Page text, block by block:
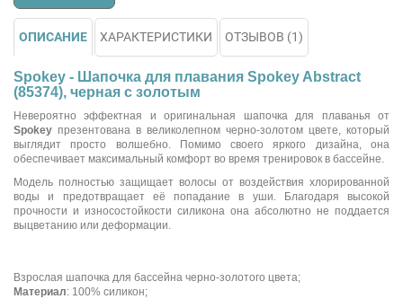
ОПИСАНИЕ ХАРАКТЕРИСТИКИ ОТЗЫВОВ (1)
Spokey - Шапочка для плавания Spokey Abstract
(85374), черная с золотым
Невероятно эффектная и оригинальная шапочка для плаванья от
Spokey презентована в великолепном черно-золотом цвете, который
выглядит просто волшебно. Помимо своего яркого дизайна, она
обеспечивает максимальный комфорт во время тренировок в бассейне.
Модель полностью защищает волосы от воздействия хлорированной
воды и предотвращает её попадание в уши. Благодаря высокой
прочности и износостойкости силикона она абсолютно не поддается
выцветанию или деформации.
Взрослая шапочка для бассейна черно-золотого цвета;
Материал: 100% силикон;